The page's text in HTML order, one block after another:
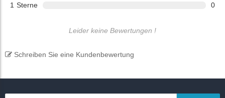
1 Sterne 0
Leider keine Bewertungen !
Schreiben Sie eine Kundenbewertung